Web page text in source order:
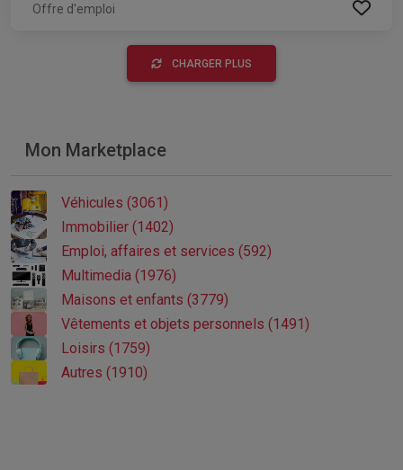
Offre d'emploi
CHARGER PLUS
Mon Marketplace
Véhicules (3061)
Immobilier (1402)
Emploi, affaires et services (592)
Multimedia (1976)
Maisons et enfants (3779)
Vêtements et objets personnels (1491)
Loisirs (1759)
Autres (1910)